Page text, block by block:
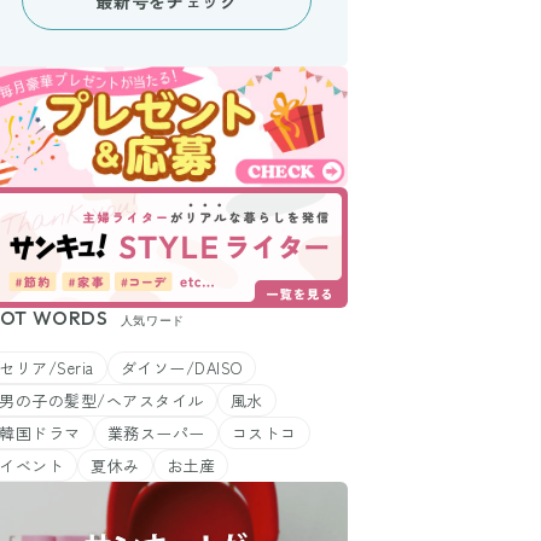
WORDS 人気ワード
セリア/Seria
ダイソー/DAISO
男の子の髪型/ヘアスタイル
風水
韓国ドラマ
業務スーパー
コストコ
イベント
夏休み お土産